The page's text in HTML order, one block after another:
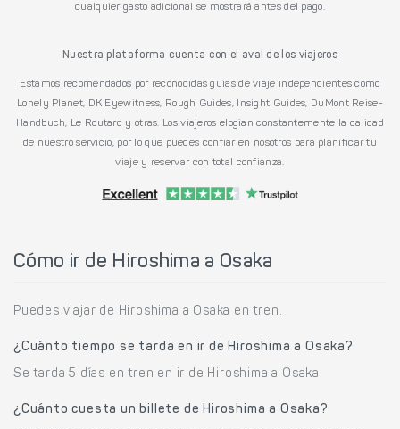
cualquier gasto adicional se mostrará antes del pago.
Nuestra plataforma cuenta con el aval de los viajeros
Estamos recomendados por reconocidas guías de viaje independientes como
Lonely Planet, DK Eyewitness, Rough Guides, Insight Guides, DuMont Reise-
Handbuch, Le Routard y otras. Los viajeros elogian constantemente la calidad
de nuestro servicio, por lo que puedes confiar en nosotros para planificar tu
viaje y reservar con total confianza.
Cómo ir de Hiroshima a Osaka
Puedes viajar de Hiroshima a Osaka en tren.
¿Cuánto tiempo se tarda en ir de Hiroshima a Osaka?
Se tarda 5 días en tren en ir de Hiroshima a Osaka.
¿Cuánto cuesta un billete de Hiroshima a Osaka?